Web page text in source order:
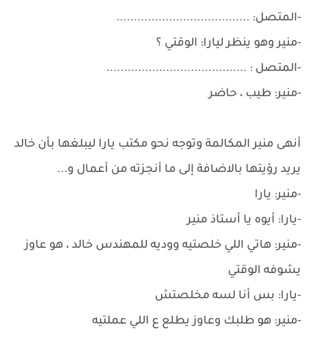
-المتصل: ......................................
-منير وهو ينظر ليارا: الوقتي ؟
-المتصل : ........................................
-منير: طيب ، حاضر
أنهى منير المكالمة وتوجه نحو مكتب يارا ليبلغها بأن خالد
يريد رؤيتها بالاضافة إلى ما أنجزته من أعمال و...
-منير: يارا
-يارا: أيوه يا أستاذ منير
-منير: هاتي اللي خلصتيه ووديه للمهندس خالد ، هو عاوز
يشوفه الوقتي
-يارا: بس أنا لسه مخلصتش
-منير: هو طلبك وعاوز يطلع ع اللي عملتيه